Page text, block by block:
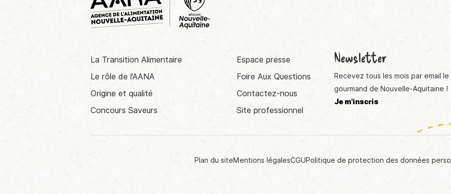
La Transition Alimentaire
Espace presse
Le rôle de l’AANA
Foire Aux Questions
Origine et qualité
Contactez-nous
Concours Saveurs
Site professionnel
Newsletter
Recevez tous les mois par email le
gourmand de Nouvelle-Aquitaine !
Je m'inscris
Plan du siteMentions légalesCGUPolitique de protection des données